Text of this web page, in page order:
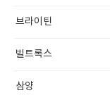
브라이틴
빌트록스
삼양